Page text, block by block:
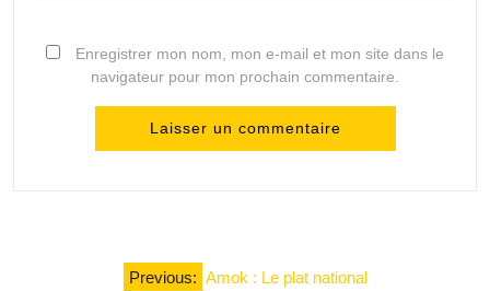
Enregistrer mon nom, mon e-mail et mon site dans le
navigateur pour mon prochain commentaire.
NavigationPrevious: Amok : Le plat national